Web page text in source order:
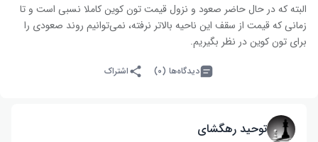
البته که در حال حاضر صعود و نزول قیمت تون کوین کاملا نسبی است و تا
زمانی که قیمت از سقف این ناحیه بالاتر نرفته، نمی‌توانیم روند صعودی را
برای تون کوین در نظر بگیریم.
دیدگاه‌ها (۰) اشتراک
توحید رهگشای